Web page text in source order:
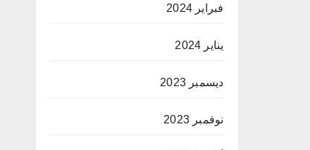
فبراير 2024
يناير 2024
ديسمبر 2023
نوفمبر 2023